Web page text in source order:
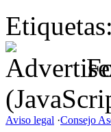
Etiquetas:
Aviso legal ·Consejo